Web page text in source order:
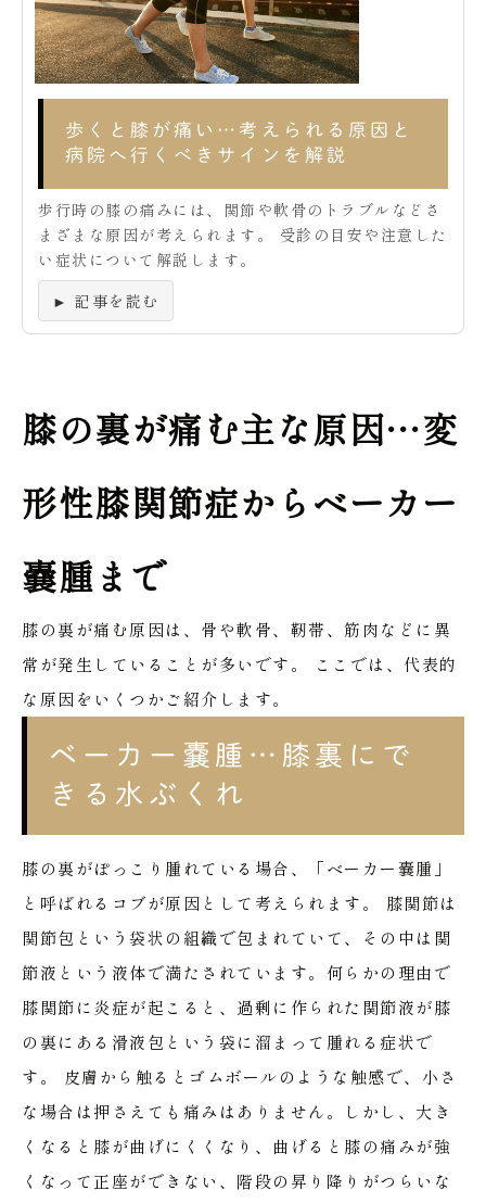
歩くと膝が痛い…考えられる原因と
病院へ行くべきサインを解説
歩行時の膝の痛みには、関節や軟骨のトラブルなどさ
まざまな原因が考えられます。 受診の目安や注意した
い症状について解説します。
► 記事を読む
膝の裏が痛む主な原因…変
形性膝関節症からベーカー
嚢腫まで
膝の裏が痛む原因は、骨や軟骨、靭帯、筋肉などに異
常が発生していることが多いです。
ここでは、代表的
な原因をいくつかご紹介します。
ベーカー嚢腫…膝裏にで
きる水ぶくれ
膝の裏がぽっこり腫れている場合、「ベーカー嚢腫」
と呼ばれるコブが原因として考えられます。
膝関節は
関節包という袋状の組織で包まれていて、その中は関
節液という液体で満たされています。何らかの理由で
膝関節に炎症が起こると、過剰に作られた関節液が膝
の裏にある滑液包という袋に溜まって腫れる症状で
す。
皮膚から触るとゴムボールのような触感で、小さ
な場合は押さえても痛みはありません。しかし、大き
くなると膝が曲げにくくなり、曲げると膝の痛みが強
くなって正座ができない、階段の昇り降りがつらいな